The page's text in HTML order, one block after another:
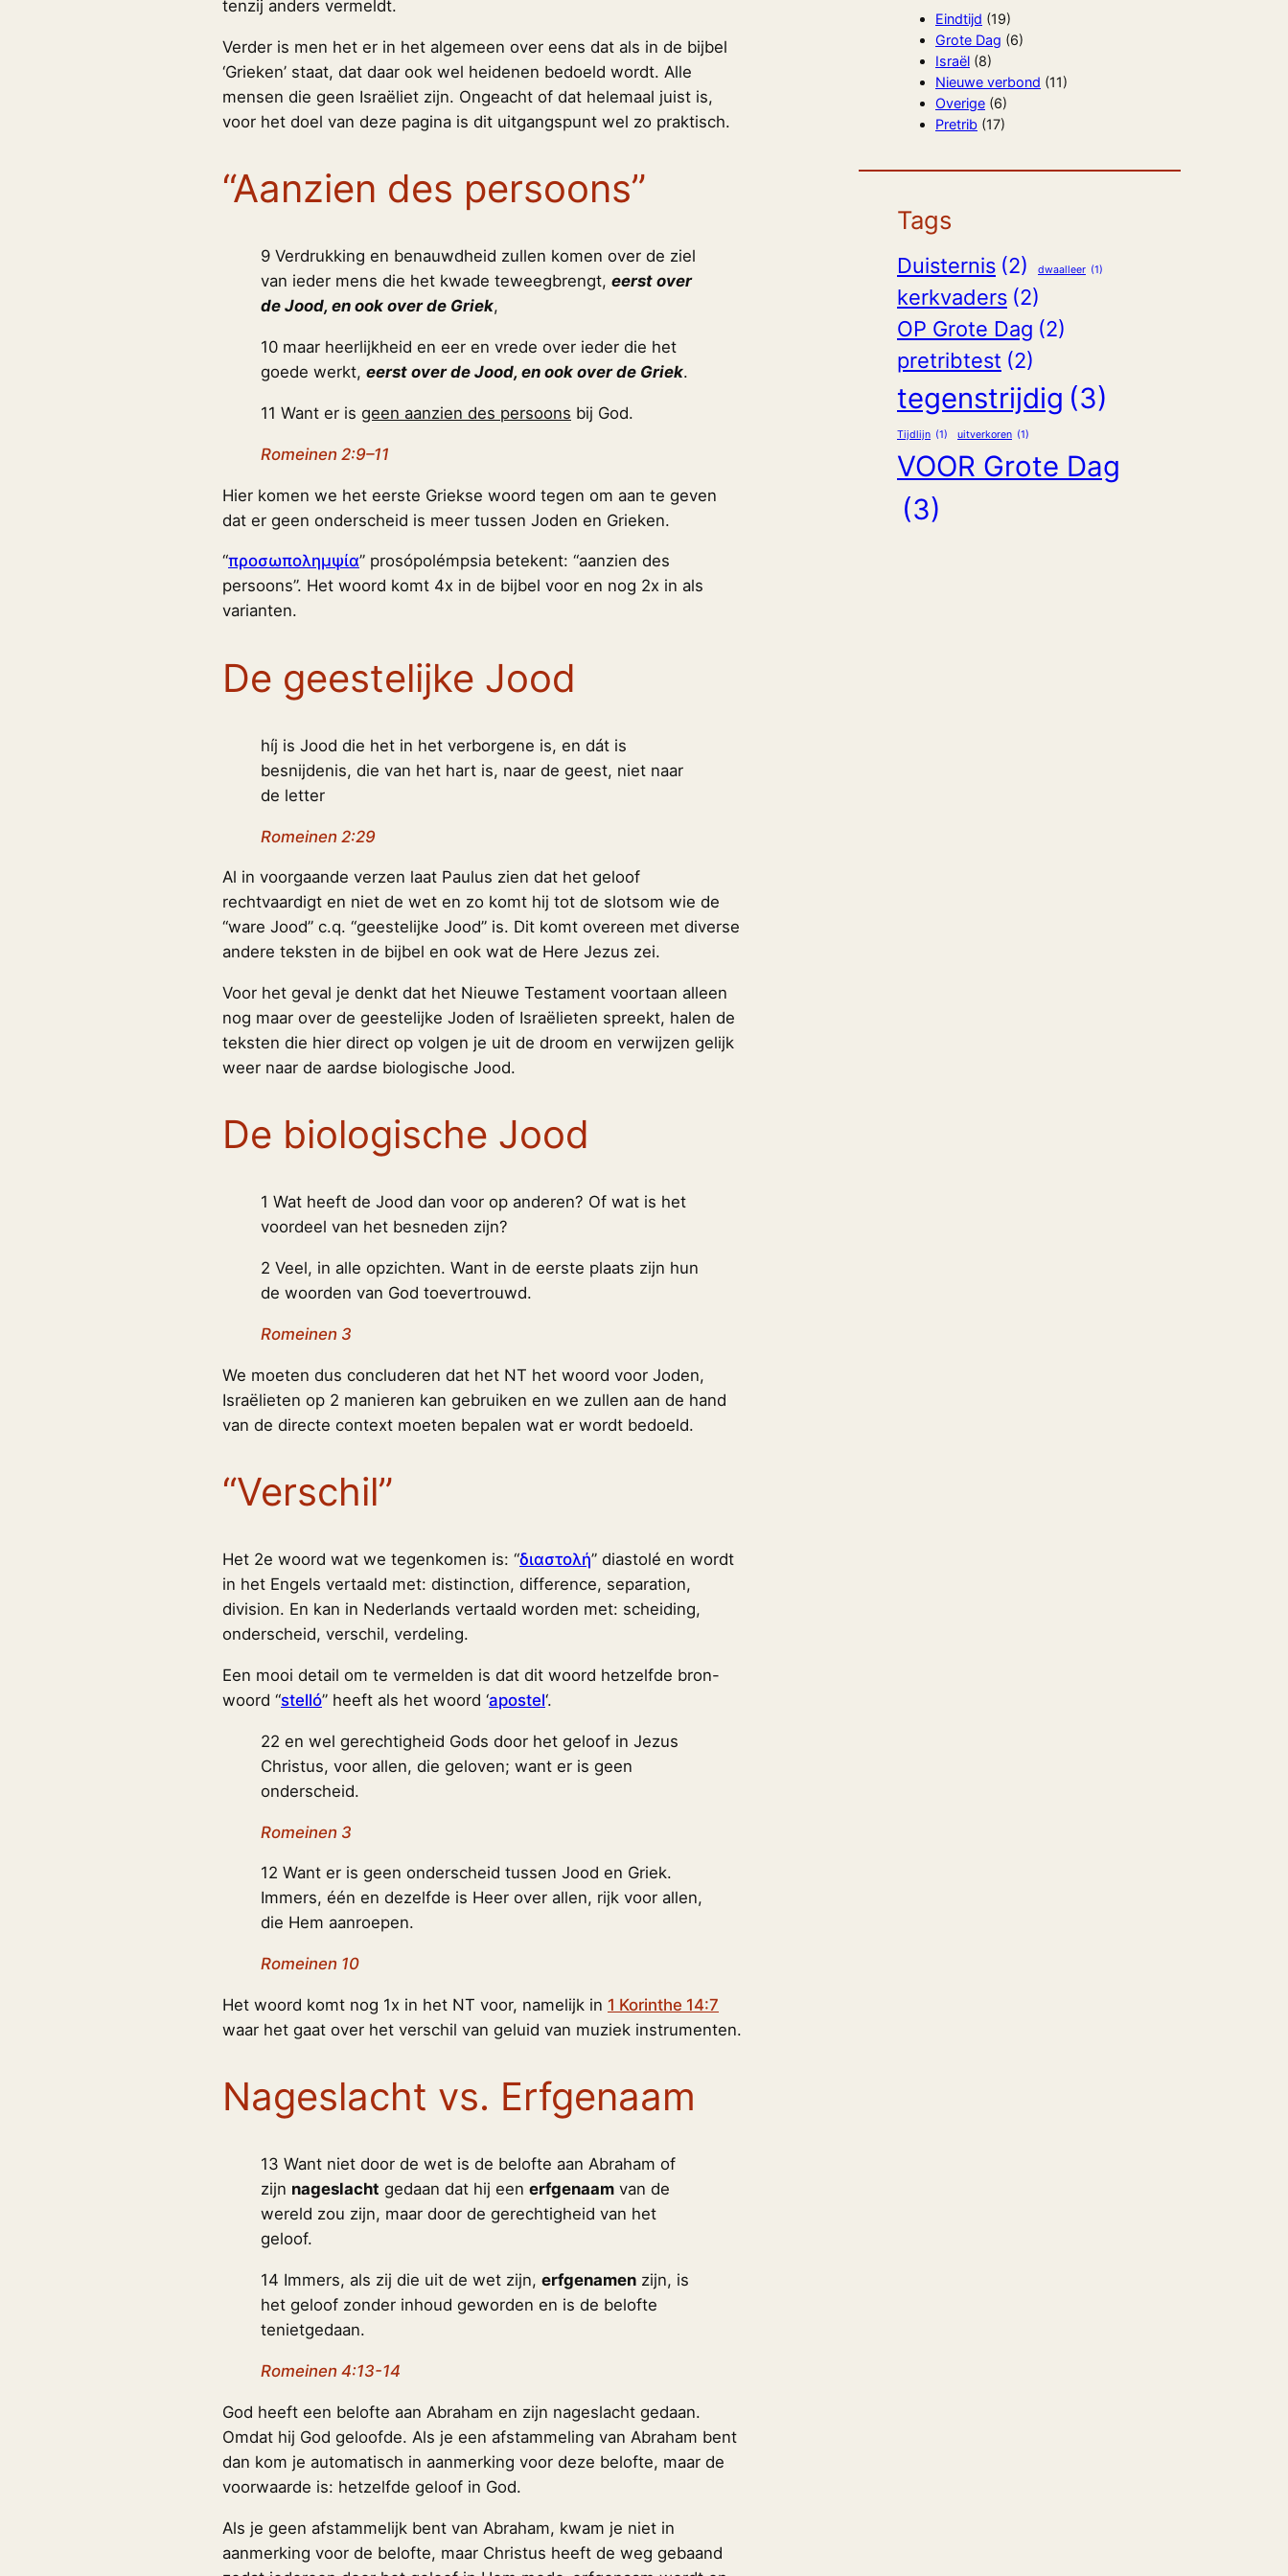
tenzij anders vermeldt.
Verder is men het er in het algemeen over eens dat als in de bijbel
‘Grieken’ staat, dat daar ook wel heidenen bedoeld wordt. Alle
mensen die geen Israëliet zijn. Ongeacht of dat helemaal juist is,
voor het doel van deze pagina is dit uitgangspunt wel zo praktisch.
“Aanzien des persoons”
9 Verdrukking en benauwdheid zullen komen over de ziel
van ieder mens die het kwade teweegbrengt, eerst over
de Jood, en ook over de Griek,
10 maar heerlijkheid en eer en vrede over ieder die het
goede werkt, eerst over de Jood, en ook over de Griek.
11 Want er is geen aanzien des persoons bij God.
Romeinen 2:9–11
Hier komen we het eerste Griekse woord tegen om aan te geven
dat er geen onderscheid is meer tussen Joden en Grieken.
“προσωπολημψία” prosópolémpsia betekent: “aanzien des
persoons”. Het woord komt 4x in de bijbel voor en nog 2x in als
varianten.
De geestelijke Jood
híj is Jood die het in het verborgene is, en dát is
besnijdenis, die van het hart is, naar de geest, niet naar
de letter
Romeinen 2:29
Al in voorgaande verzen laat Paulus zien dat het geloof
rechtvaardigt en niet de wet en zo komt hij tot de slotsom wie de
“ware Jood” c.q. “geestelijke Jood” is. Dit komt overeen met diverse
andere teksten in de bijbel en ook wat de Here Jezus zei.
Voor het geval je denkt dat het Nieuwe Testament voortaan alleen
nog maar over de geestelijke Joden of Israëlieten spreekt, halen de
teksten die hier direct op volgen je uit de droom en verwijzen gelijk
weer naar de aardse biologische Jood.
De biologische Jood
1 Wat heeft de Jood dan voor op anderen? Of wat is het
voordeel van het besneden zijn?
2 Veel, in alle opzichten. Want in de eerste plaats zijn hun
de woorden van God toevertrouwd.
Romeinen 3
We moeten dus concluderen dat het NT het woord voor Joden,
Israëlieten op 2 manieren kan gebruiken en we zullen aan de hand
van de directe context moeten bepalen wat er wordt bedoeld.
“Verschil”
Het 2e woord wat we tegenkomen is: “διαστολή” diastolé en wordt
in het Engels vertaald met: distinction, difference, separation,
division. En kan in Nederlands vertaald worden met: scheiding,
onderscheid, verschil, verdeling.
Een mooi detail om te vermelden is dat dit woord hetzelfde bron-
woord “stelló” heeft als het woord ‘apostel‘.
22 en wel gerechtigheid Gods door het geloof in Jezus
Christus, voor allen, die geloven; want er is geen
onderscheid.
Romeinen 3
12 Want er is geen onderscheid tussen Jood en Griek.
Immers, één en dezelfde is Heer over allen, rijk voor allen,
die Hem aanroepen.
Romeinen 10
Het woord komt nog 1x in het NT voor, namelijk in 1 Korinthe 14:7
waar het gaat over het verschil van geluid van muziek instrumenten.
Nageslacht vs. Erfgenaam
13 Want niet door de wet is de belofte aan Abraham of
zijn nageslacht gedaan dat hij een erfgenaam van de
wereld zou zijn, maar door de gerechtigheid van het
geloof.
14 Immers, als zij die uit de wet zijn, erfgenamen zijn, is
het geloof zonder inhoud geworden en is de belofte
tenietgedaan.
Romeinen 4:13-14
God heeft een belofte aan Abraham en zijn nageslacht gedaan.
Omdat hij God geloofde. Als je een afstammeling van Abraham bent
dan kom je automatisch in aanmerking voor deze belofte, maar de
voorwaarde is: hetzelfde geloof in God.
Als je geen afstammelijk bent van Abraham, kwam je niet in
aanmerking voor de belofte, maar Christus heeft de weg gebaand
Eindtijd (19)
Grote Dag (6)
Israël (8)
Nieuwe verbond (11)
Overige (6)
Pretrib (17)
Tags
Duisternis (2) dwaalleer (1)
kerkvaders (2)
OP Grote Dag (2)
pretribtest (2)
tegenstrijdig (3)
Tijdlijn (1) uitverkoren (1)
VOOR Grote Dag
(3)